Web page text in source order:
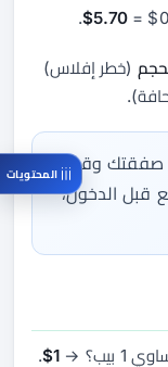
5.70$
.
(خطر إفلاس)
وقيمة
قبل الدخول،
1$
.
المحتويات